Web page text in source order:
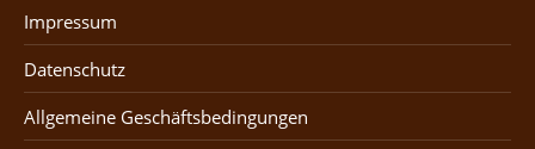
Impressum
Datenschutz
Allgemeine Geschäftsbedingungen